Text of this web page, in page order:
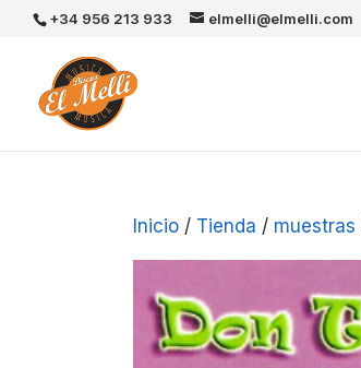
+34 956 213 933 elmelli@elmelli.com
Inicio / Tienda / muestras